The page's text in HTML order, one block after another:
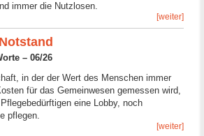
immer die Nutzlosen.
[weiter]
– 06/26
in der der Wert des Menschen immer
für das Gemeinwesen gemessen wird,
eine Lobby, noch
pflegen.
[weiter]